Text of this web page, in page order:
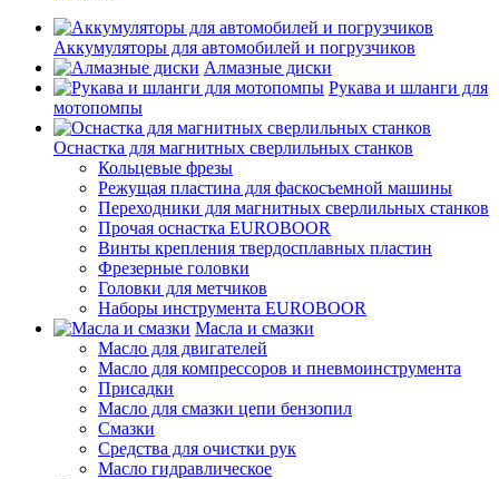
Аккумуляторы для автомобилей и погрузчиков
Алмазные диски
Рукава и шланги для
мотопомпы
Оснастка для магнитных сверлильных станков
Кольцевые фрезы
Режущая пластина для фаскосъемной машины
Переходники для магнитных сверлильных станков
Прочая оснастка EUROBOOR
Винты крепления твердосплавных пластин
Фрезерные головки
Головки для метчиков
Наборы инструмента EUROBOOR
Масла и смазки
Масло для двигателей
Масло для компрессоров и пневмоинструмента
Присадки
Масло для смазки цепи бензопил
Смазки
Средства для очистки рук
Масло гидравлическое